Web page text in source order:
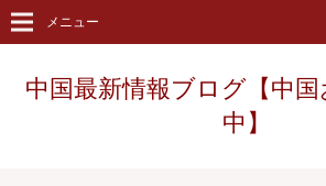
中国最新情報ブログ【中
中】
メニュー